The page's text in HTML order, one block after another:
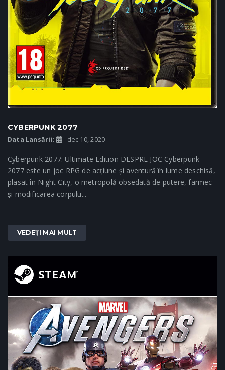
CYBERPUNK 2077
Data Lansării: dec 10, 2020
Cyberpunk 2077: Ultimate Edition DESPRE JOC Cyberpunk
2077 este un joc RPG de acțiune și aventură în lume deschisă,
plasat în Night City, o metropolă obsedată de putere, farmec
și modificarea corpulu...
VEDEȚI MAI MULT